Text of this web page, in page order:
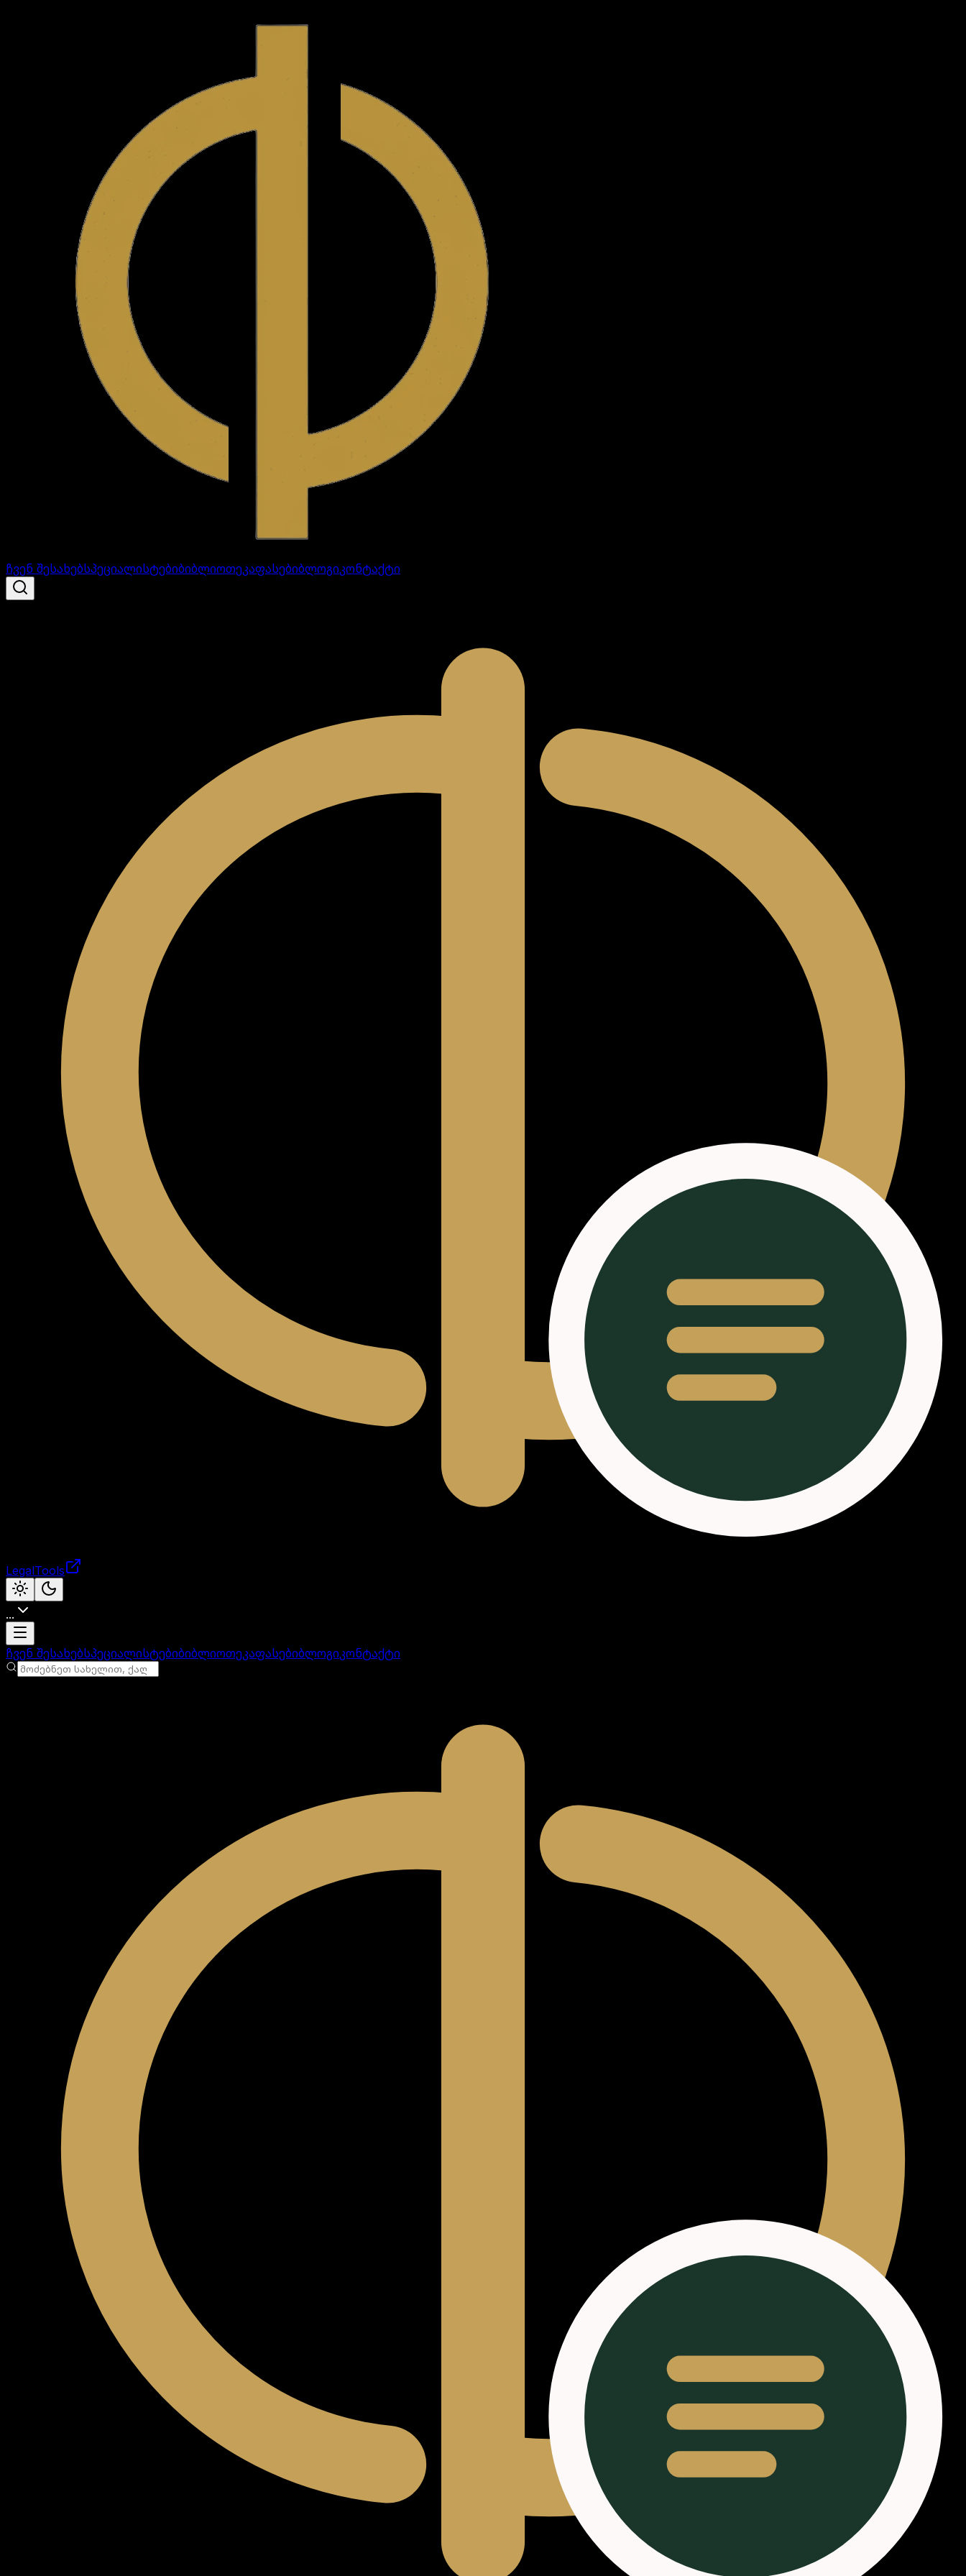
ჩვენ შესახებსპეციალისტებიბიბლიოთეკაფასებიბლოგიკონტაქტი
LegalTools
...
ანგარიში იტვირთება
ჩვენ შესახებსპეციალისტებიბიბლიოთეკაფასებიბლოგიკონტაქტი